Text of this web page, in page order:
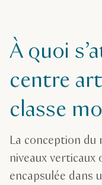
À quoi
centre
classe
La conception du
niveaux verticaux
encapsulée dans